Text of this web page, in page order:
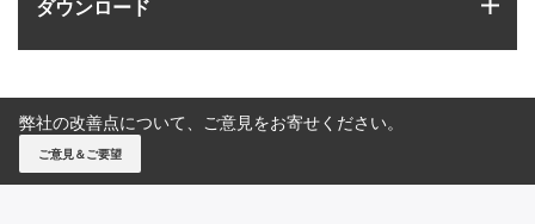
ダウンロード
弊社の改善点について、ご意見をお寄せください。
ご意見＆ご要望